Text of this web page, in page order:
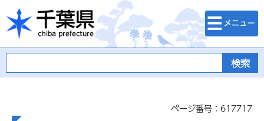
千葉県
検索・メニュ
ー
ページ番号：617717